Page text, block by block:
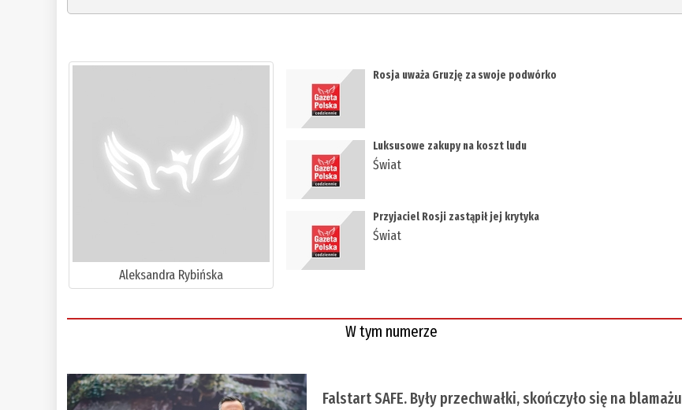
Aleksandra Rybińska
Rosja uważa Gruzję za swoje podwórko
Luksusowe zakupy na koszt ludu
Świat
Przyjaciel Rosji zastąpił jej krytyka
Świat
W tym numerze
Falstart SAFE. Były przechwałki, skończyło się na blamażu